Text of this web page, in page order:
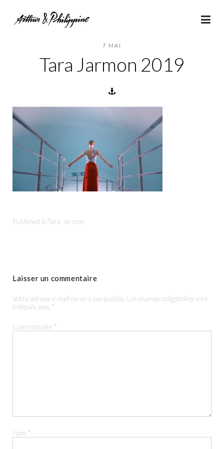
Productions
7 MAI
Tara Jarmon 2019
Published inTara Jarmon
Laisser un commentaire
Votre adresse e-mail ne sera pas publiée. Les champs obligatoires sont
indiqués avec *
Commentaire *
Nom *